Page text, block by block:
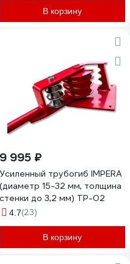
В корзину
9 995 ₽
Усиленный трубогиб IMPERA
(диаметр 15-32 мм, толщина
стенки до 3,2 мм) ТР-02
4.7(23)
В корзину